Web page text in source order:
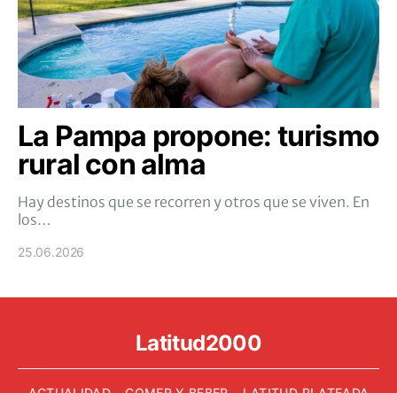
La Pampa propone: turismo
rural con alma
Hay destinos que se recorren y otros que se viven. En
los…
25.06.2026
Latitud2000